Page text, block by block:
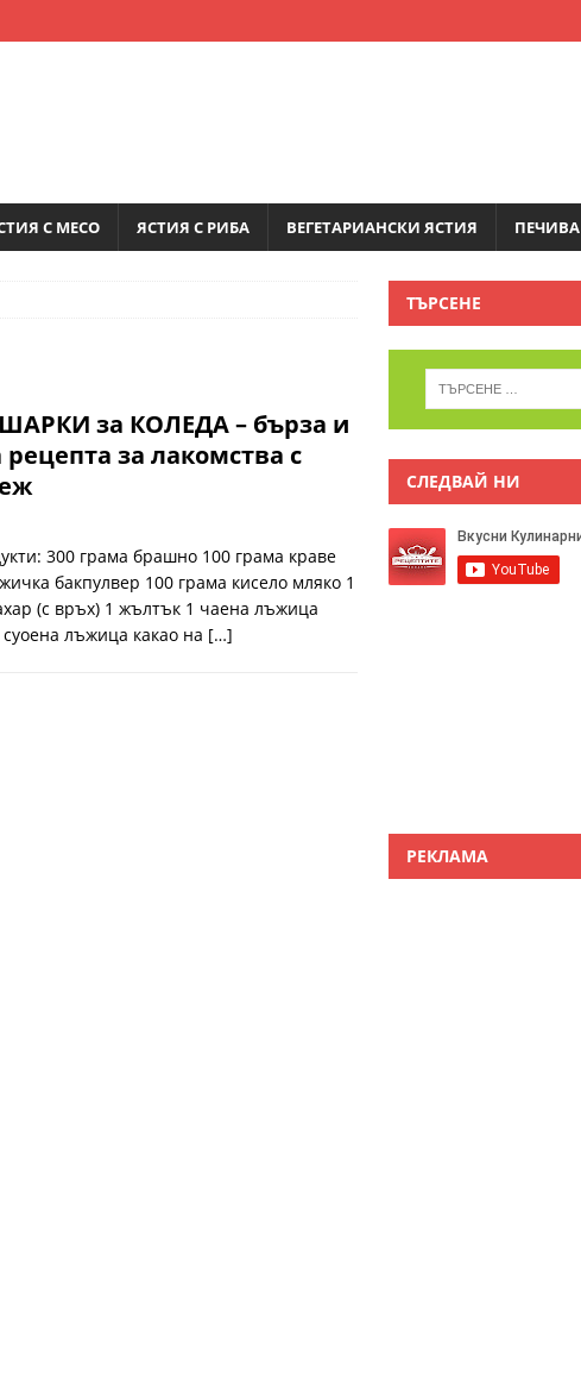
С МЕСО ЯСТИЯ С РИБА ВЕГЕТАРИАНСКИ ЯСТИЯ ПЕЧИВА
за КОЛЕДА – бърза и
рецепта за лакомства с
300 грама брашно 100 грама краве
бакпулвер 100 грама кисело мляко 1
(с връх) 1 жълтък 1 чаена лъжица
лъжица какао на […]
ТЪРСЕНЕ
СЛЕДВАЙ НИ
РЕКЛАМА